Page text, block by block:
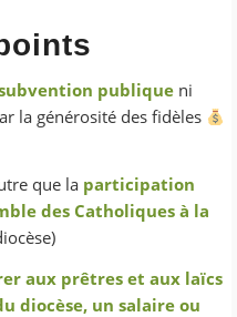
subvention publique ni
la générosité des fidèles
que la participation
des Catholiques à la
aux prêtres et aux laïcs
diocèse, un salaire ou